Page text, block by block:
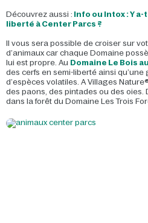
Découvrez aussi : Info ou Intox : Y
liberté à Center Parcs ?
Il vous sera possible de croiser sur
d’animaux car chaque Domaine
lui est propre. Au Domaine Le Bois
des cerfs en semi-liberté ainsi
d’espèces volatiles. A Villages
des paons, des pintades ou des
dans la forêt du Domaine Les Trois